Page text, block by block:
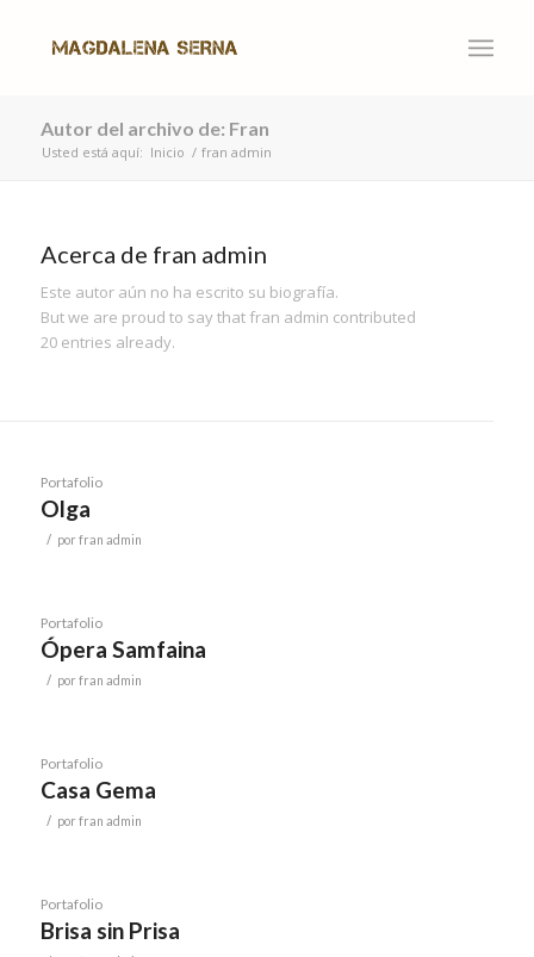
Autor del archivo de: Fran
Usted está aquí: Inicio / fran admin
Acerca de fran admin
Este autor aún no ha escrito su biografía.
But we are proud to say that fran admin contributed
20 entries already.
Portafolio
Olga
/ por fran admin
Portafolio
Ópera Samfaina
/ por fran admin
Portafolio
Casa Gema
/ por fran admin
Portafolio
Brisa sin Prisa